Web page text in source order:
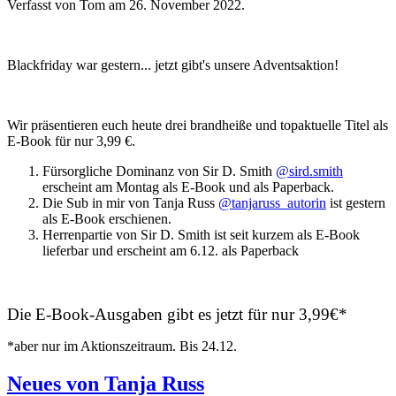
Verfasst von Tom am 26. November 2022.
Blackfriday war gestern... jetzt gibt's unsere Adventsaktion!
Wir präsentieren euch heute drei brandheiße und topaktuelle Titel als
E-Book für nur 3,99 €.
Fürsorgliche Dominanz von Sir D. Smith @sird.smith
erscheint am Montag als E-Book und als Paperback.
Die Sub in mir von Tanja Russ @tanjaruss_autorin ist gestern
als E-Book erschienen.
Herrenpartie von Sir D. Smith ist seit kurzem als E-Book
lieferbar und erscheint am 6.12. als Paperback
Die E-Book-Ausgaben gibt es jetzt für nur 3,99€*
*aber nur im Aktionszeitraum. Bis 24.12.
Neues von Tanja Russ